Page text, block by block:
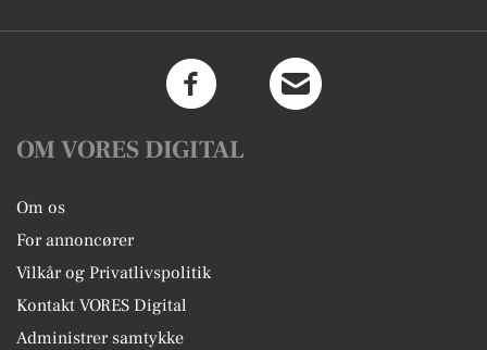
OM VORES DIGITAL
Om os
For annoncører
Vilkår og Privatlivspolitik
Kontakt VORES Digital
Administrer samtykke